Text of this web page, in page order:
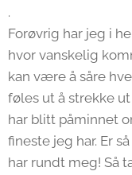
.
Forøvrig har jeg i
hvor vanskelig
kan være å såre
føles ut å strekke
har blitt påminnet
fineste jeg har. Er
har rundt meg! Så